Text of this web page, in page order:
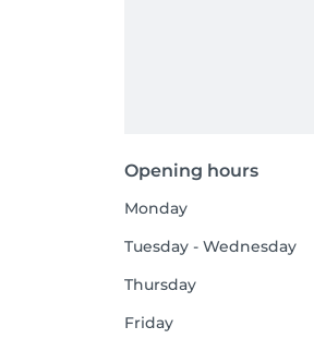
Opening hours
Monday
Tuesday - Wednesday
Thursday
Friday